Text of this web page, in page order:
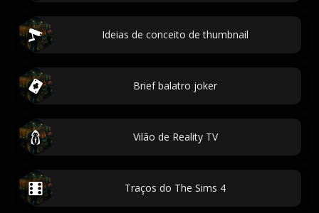
Ideias de conceito de thumbnail
Brief balatro joker
Vilão de Reality TV
Traços do The Sims 4